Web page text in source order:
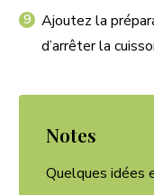
Ajoutez la
d’arrêter la
Notes
Quelques idées